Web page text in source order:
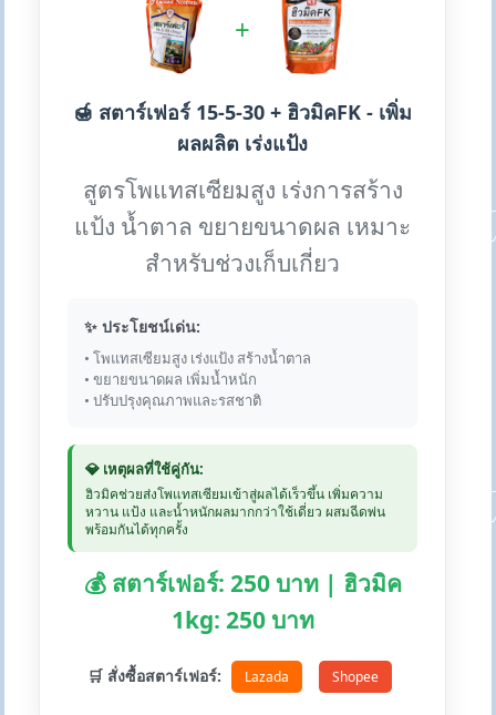
+
🍯 สตาร์เฟอร์ 15-5-30 + ฮิวมิคFK - เพิ่ม
ผลผลิต เร่งแป้ง
สูตรโพแทสเซียมสูง เร่งการสร้าง
แป้ง น้ำตาล ขยายขนาดผล เหมาะ
สำหรับช่วงเก็บเกี่ยว
✨ ประโยชน์เด่น:
• โพแทสเซียมสูง เร่งแป้ง สร้างน้ำตาล
• ขยายขนาดผล เพิ่มน้ำหนัก
• ปรับปรุงคุณภาพและรสชาติ
💎 เหตุผลที่ใช้คู่กัน:
ฮิวมิคช่วยส่งโพแทสเซียมเข้าสู่ผลได้เร็วขึ้น เพิ่มความ
หวาน แป้ง และน้ำหนักผลมากกว่าใช้เดี่ยว ผสมฉีดพ่น
พร้อมกันได้ทุกครั้ง
💰 สตาร์เฟอร์: 250 บาท | ฮิวมิค
1kg: 250 บาท
🛒 สั่งซื้อสตาร์เฟอร์: Lazada Shopee